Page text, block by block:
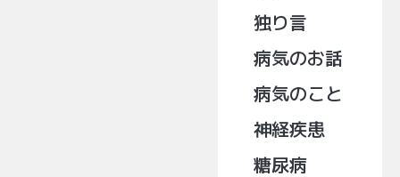
独り言
病気のお話
病気のこと
神経疾患
糖尿病